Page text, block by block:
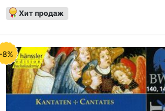
Хит продаж
8%